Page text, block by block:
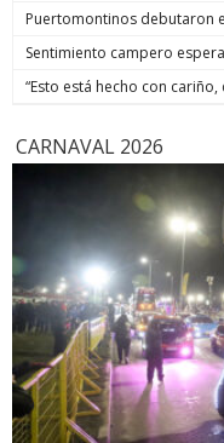
Puertomontinos debutaron
Sentimiento campero
“Esto está hecho con
CARNAVAL 2026